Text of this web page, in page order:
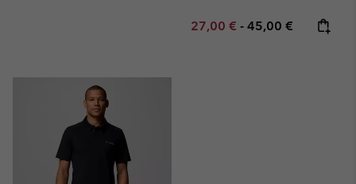
Minimum sale price:
27,00 € - Maximum price:
45,00 €